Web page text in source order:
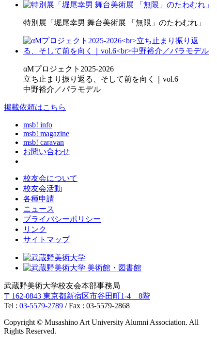
特別展「堀尾幸男 舞台美術展 「無限」のたわむれ」
αMプロジェクト2025-2026
立ち止まり振り返る、そして前を向く｜vol.6
中野裕介／パラモデル
掲載依頼はこちら
msb! info
msb! magazine
msb! caravan
お問い合わせ
校友会について
校友会活動
各種申請
ニュース
プライバシーポリシー
リンク
サイトマップ
武蔵野美術大学校友会本部事務局
〒162-0843 東京都新宿区市谷田町1-4 8階
Tel : 03-5579-2789 / Fax : 03-5579-2868
Copyright © Musashino Art University Alumni Association. All
Rights Reserved.